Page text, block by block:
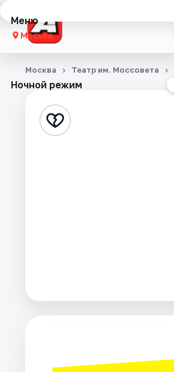
Меню
Москва
Концерты
Стендап
Города
Ночной режим
Москва Театр им. Моссовета